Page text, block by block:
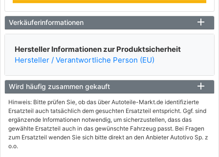
Verkäuferinformationen
Hersteller Informationen zur Produktsicherheit
Hersteller / Verantwortliche Person (EU)
Wird häufig zusammen gekauft
Hinweis: Bitte prüfen Sie, ob das über Autoteile-Markt.de identifizierte
Ersatzteil auch tatsächlich dem gesuchten Ersatzteil entspricht. Ggf. sind
ergänzende Informationen notwendig, um sicherzustellen, dass das
gewählte Ersatzteil auch in das gewünschte Fahrzeug passt. Bei Fragen
zum Ersatzteil wenden Sie sich bitte direkt an den Anbieter Autotivo Sp. z
o.o.